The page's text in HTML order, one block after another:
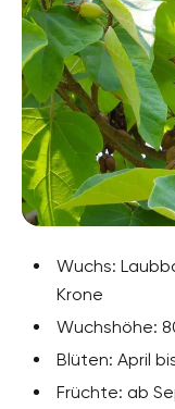
Wuchs:
Krone
Wuchshöhe:
Blüten: April
Früchte: ab